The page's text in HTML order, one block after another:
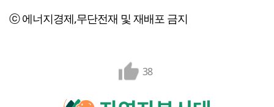
ⓒ 에너지경제,무단전재 및 재배포 금지
38